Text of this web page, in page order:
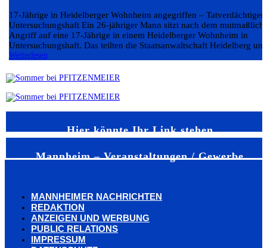
17-Jährige in Heidelberger Wohnheim angegriffen – Tatverdächtiger
Untersuchungshaft Ein 26-jähriger Mann sitzt nach dem
Angriff auf eine 17-Jährige in einem Heidelberger Wohnheim in
Untersuchungshaft. Das teilten die Staatsanwaltschaft Heidelberg
Weiterlesen
Hier könnte Ihr Link stehen
Mannheim – Veranstaltungen / Gewerbe
MANNHEIMER NACHRICHTEN
REDAKTION
ANZEIGEN UND WERBUNG
PUBLIC RELATIONS
IMPRESSUM